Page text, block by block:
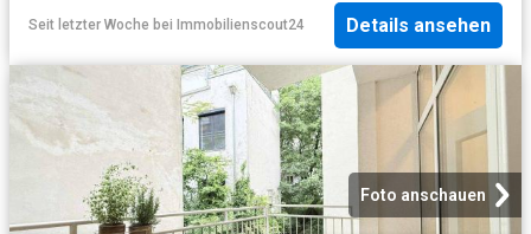
Seit letzter Woche bei Immobilienscout24 Details ansehen
Foto anschauen